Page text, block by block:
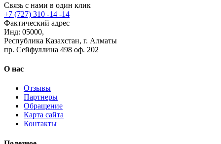
Связь с нами в один клик
+7 (727) 310 -14 -14
Фактический адрес
Инд: 05000,
Республика Казахстан, г. Алматы
пр. Сейфуллина 498 оф. 202
О нас
Отзывы
Партнеры
Обращение
Карта сайта
Контакты